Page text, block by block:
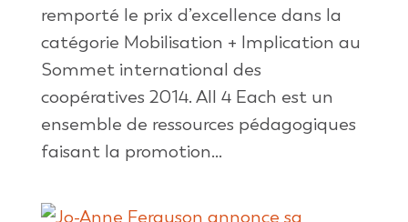
remporté le prix d’excellence dans la
catégorie Mobilisation + Implication au
Sommet international des
coopératives 2014. All 4 Each est un
ensemble de ressources pédagogiques
faisant la promotion...